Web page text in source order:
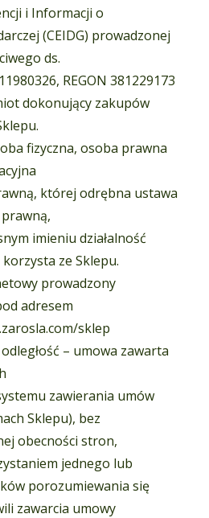
i Informacji o
(CEIDG) prowadzonej
ds.
REGON 381229173
dokonujący zakupów
fizyczna, osoba prawna
której odrębna ustawa
imieniu działalność
ze Sklepu.
prowadzony
adresem
sklep
– umowa zawarta
zawierania umów
Sklepu), bez
obecności stron,
jednego lub
porozumiewania się
zawarcia umowy